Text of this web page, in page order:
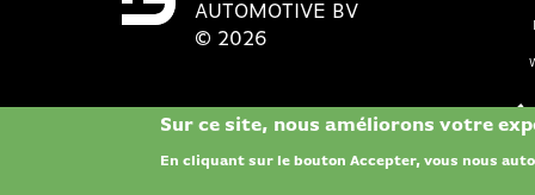
AUTOMOTIVE BV
© 2026
Termes et conditions
Sur ce site, nous améliorons votre
En cliquant sur le bouton Accepter, vous nous